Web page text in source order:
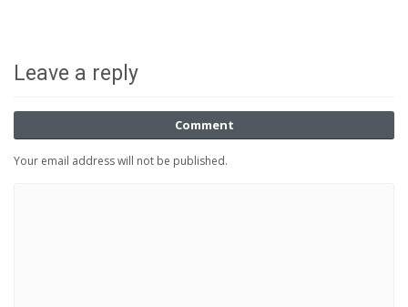
Leave a reply
Comment
Your email address will not be published.